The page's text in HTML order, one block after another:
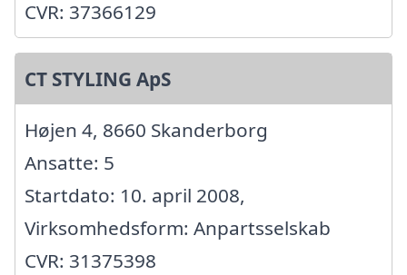
CVR: 37366129
CT STYLING ApS
Højen 4, 8660 Skanderborg
Ansatte: 5
Startdato: 10. april 2008,
Virksomhedsform: Anpartsselskab
CVR: 31375398